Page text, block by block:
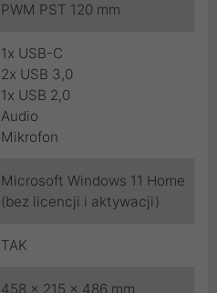
PWM PST 120 mm
1x USB-C
2x USB 3,0
1x USB 2,0
Audio
Mikrofon
Microsoft Windows 11 Home
(bez licencji i aktywacji)
TAK
458 x 215 x 486 mm